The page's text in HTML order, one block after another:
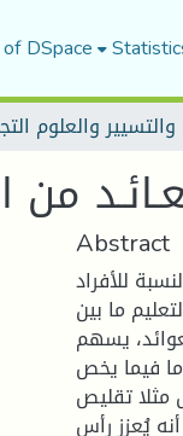
DSpace
من
Abstract
للأفراد
ما بين
يسهم
فيما يخص
مثلا تقليص
يُعزز رأس